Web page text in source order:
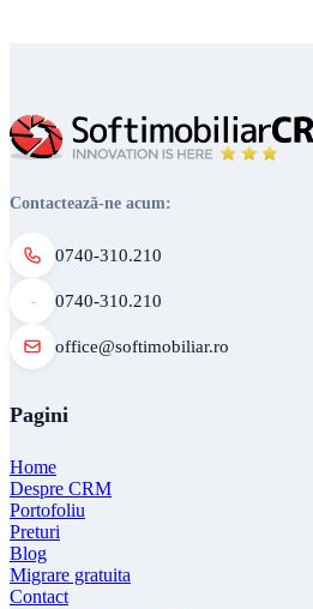
Contactează-ne acum:
0740-310.210
0740-310.210
office@softimobiliar.ro
Pagini
Home
Despre CRM
Portofoliu
Preturi
Blog
Migrare gratuita
Contact